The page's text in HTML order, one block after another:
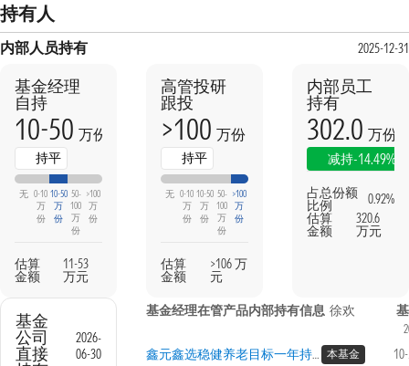
持有人
内部人员持有 2025-12-31
基金经理
自持
10-50 万份
持平
无 0-10
万
份
10-50
万
份
50-
100
万
份
>100
万
份
估算
金额
11-53
万元
高管投研
跟投
>100 万份
持平
无 0-10
万
份
10-50
万
份
50-
100
万
份
>100
万
份
估算
金额
>106 万
元
内部员工
持有
302.0 万份
减持-14.49%
占总份额
比例
0.92%
估算
金额
320.6
万元
基金
公司
直接
2026-
06-30
基金经理在管产品内部持有信息 徐欢
鑫元鑫选稳健养老目标一年持有偏债混合（FOF）A 本基金